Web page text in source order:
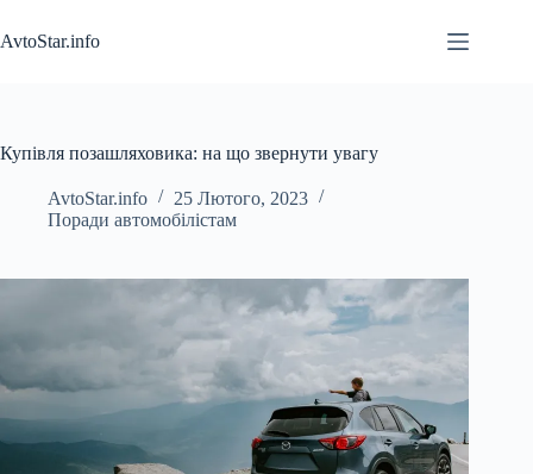
до
вмісту
AvtoStar.info
Купівля позашляховика: на що звернути увагу
AvtoStar.info
25 Лютого, 2023
Поради автомобілістам